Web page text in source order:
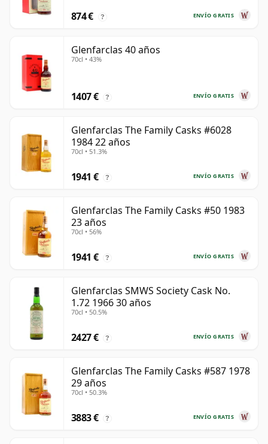
ENVÍO GRATIS
874 € ?
Glenfarclas 40 años
70cl • 43%
ENVÍO GRATIS
1407 € ?
Glenfarclas The Family Casks #6028
1984 22 años
70cl • 51.3%
ENVÍO GRATIS
1941 € ?
Glenfarclas The Family Casks #50 1983
23 años
70cl • 56%
ENVÍO GRATIS
1941 € ?
Glenfarclas SMWS Society Cask No.
1.72 1966 30 años
70cl • 50.5%
ENVÍO GRATIS
2427 € ?
Glenfarclas The Family Casks #587 1978
29 años
70cl • 50.3%
ENVÍO GRATIS
3883 € ?